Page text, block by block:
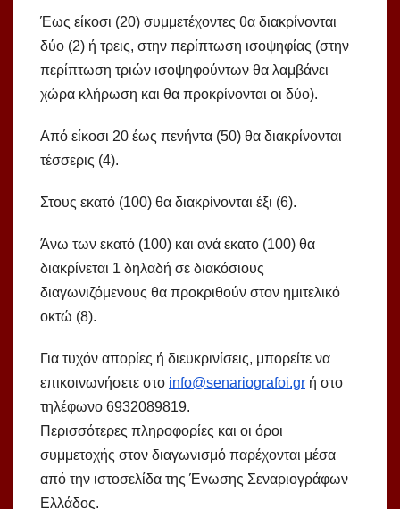
Έως είκοσι (20) συμμετέχοντες θα διακρίνονται
δύο (2) ή τρεις, στην περίπτωση ισοψηφίας (στην
περίπτωση τριών ισοψηφούντων θα λαμβάνει
χώρα κλήρωση και θα προκρίνονται οι δύο).
Από είκοσι 20 έως πενήντα (50) θα διακρίνονται
τέσσερις (4).
Στους εκατό (100) θα διακρίνονται έξι (6).
Άνω των εκατό (100) και ανά εκατο (100) θα
διακρίνεται 1 δηλαδή σε διακόσιους
διαγωνιζόμενους θα προκριθούν στον ημιτελικό
οκτώ (8).
Για τυχόν απορίες ή διευκρινίσεις, μπορείτε να
επικοινωνήσετε στο info@senariografoi.gr ή στο
τηλέφωνο 6932089819.
Περισσότερες πληροφορίες και οι όροι
συμμετοχής στον διαγωνισμό παρέχονται μέσα
από την ιστοσελίδα της Ένωσης Σεναριογράφων
Ελλάδος.